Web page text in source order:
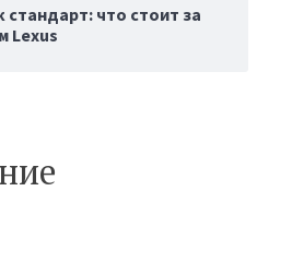
стандарт: что стоит за
Lexus